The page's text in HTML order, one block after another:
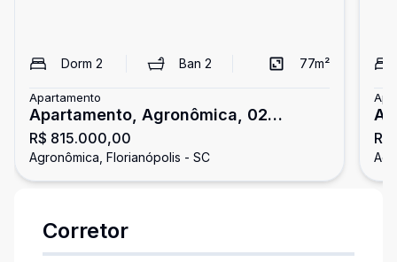
Dorm 2 Ban2 77m²
Apartamento
Apartamento, Agronômica, 02
Dormitórios/01 Suíte
R$ 815.000,00
Agronômica, Florianópolis - SC
Corretor